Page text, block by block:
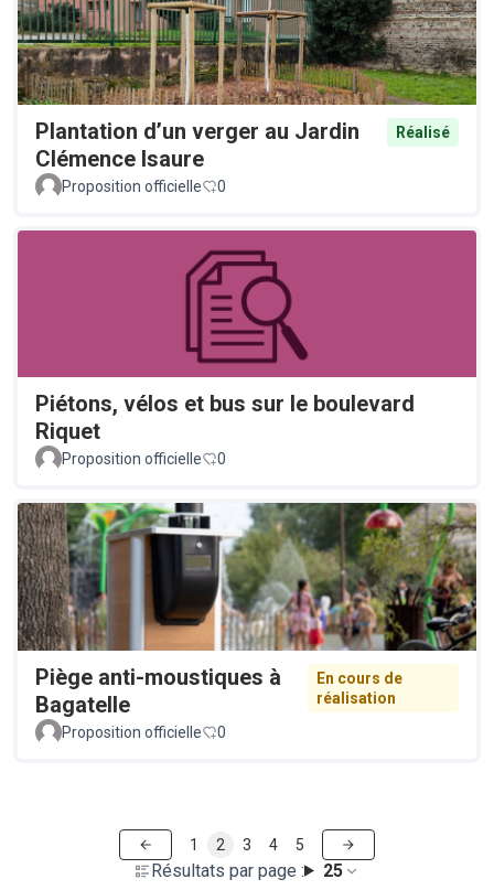
Plantation d’un verger au Jardin
Clémence Isaure
Réalisé
Proposition officielle 0
Piétons, vélos et bus sur le boulevard
Riquet
Proposition officielle 0
Piège anti-moustiques à
Bagatelle
En cours de
réalisation
Proposition officielle
0
Résultats par page : 25
1 2 3 4 5